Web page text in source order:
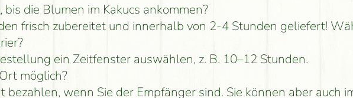
die Blumen im Kakucs ankommen?
frisch zubereitet und innerhalb von 2-4 Stunden geliefert!
ein Zeitfenster auswählen, z. B. 10–12 Stunden.
möglich?
bezahlen, wenn Sie der Empfänger sind. Sie können aber auch